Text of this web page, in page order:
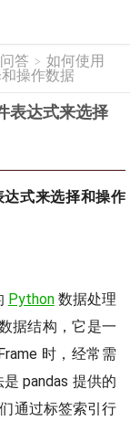
答 > 如何使用
操作数据
表达式来选择
式来选择和操作
Python数据处理
据结构，它是一
时，经常需
是 pandas 提供的
通过标签索引行